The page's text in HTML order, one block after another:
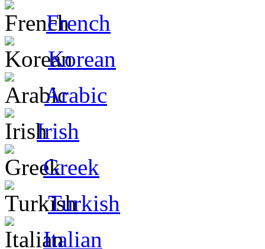
French
Korean
Arabic
Irish
Greek
Turkish
Italian